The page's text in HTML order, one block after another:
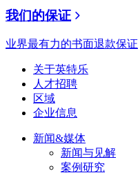
我们的保证
业界最有力的书面退款保证
关于英特乐
人才招聘
区域
企业信息
新闻&媒体
新闻与见解
案例研究